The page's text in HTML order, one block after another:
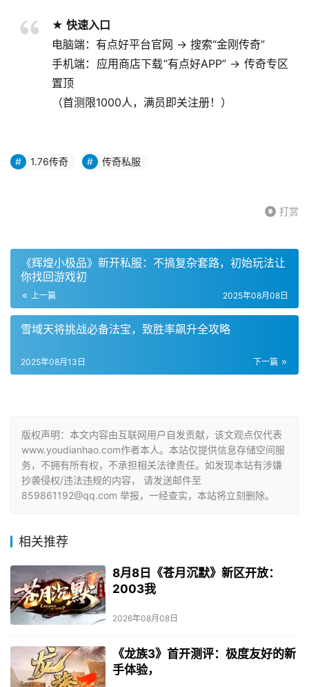
★ 快速入口
电脑端：有点好平台官网 → 搜索“金刚传奇”
手机端：应用商店下载“有点好APP” → 传奇专区
置顶
（首测限1000人，满员即关注册！）
1.76传奇 传奇私服
打赏
《辉煌小极品》新开私服：不搞复杂套路，初始玩法让
你找回游戏初
上一篇 2025年08月08日
雪域天将挑战必备法宝，致胜率飙升全攻略
下一篇
2025年08月13日
版权声明：本文内容由互联网用户自发贡献，该文观点仅代表
www.youdianhao.com作者本人。本站仅提供信息存储空间服
务，不拥有所有权，不承担相关法律责任。如发现本站有涉嫌
抄袭侵权/违法违规的内容， 请发送邮件至
859861192@qq.com 举报，一经查实，本站将立刻删除。
相关推荐
8月8日《苍月沉默》新区开放：
2003我
2026年08月08日
《龙族3》首开测评：极度友好的新
手体验，